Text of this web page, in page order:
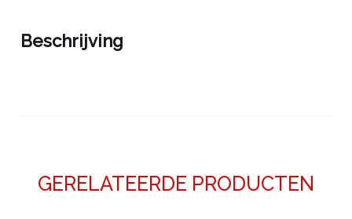
Beschrijving
GERELATEERDE PRODUCTEN